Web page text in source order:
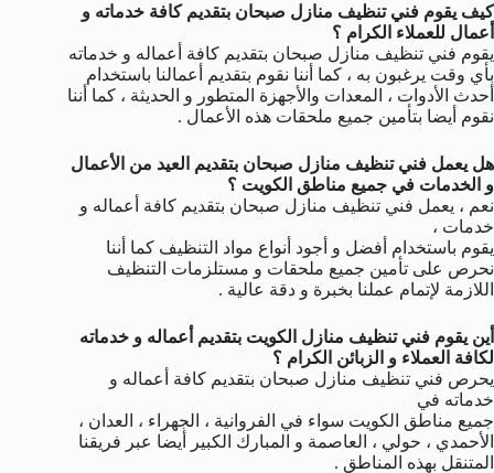
كيف يقوم فني تنظيف منازل صبحان بتقديم كافة خدماته و
أعمال للعملاء الكرام ؟
يقوم فني تنظيف منازل صبحان بتقديم كافة أعماله و خدماته
بأي وقت يرغبون به ، كما أننا نقوم بتقديم أعمالنا باستخدام
أحدث الأدوات ، المعدات والأجهزة المتطور و الحديثة ، كما أننا
نقوم أيضا بتأمين جميع ملحقات هذه الأعمال .
هل يعمل فني تنظيف منازل صبحان بتقديم العيد من الأعمال
و الخدمات في جميع مناطق الكويت ؟
نعم ، يعمل فني تنظيف منازل صبحان بتقديم كافة أعماله و
خدمات ،
يقوم باستخدام أفضل و أجود أنواع مواد التنظيف كما أننا
نحرص على تأمين جميع ملحقات و مستلزمات التنظيف
اللازمة لإتمام عملنا بخبرة و دقة عالية .
أين يقوم فني تنظيف منازل الكويت بتقديم أعماله و خدماته
لكافة العملاء و الزبائن الكرام ؟
يحرص فني تنظيف منازل صبحان بتقديم كافة أعماله و
خدماته في
جميع مناطق الكويت سواء في الفروانية ، الجهراء ، العدان ،
الأحمدي ، حولي ، العاصمة و المبارك الكبير أيضا عبر فريقنا
المتنقل بهذه المناطق .